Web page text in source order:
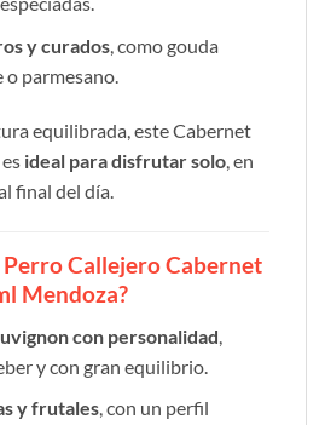
y curados, como gouda
parmesano.
equilibrada, este Cabernet
ideal para disfrutar solo, en
final del día.
Perro Callejero Cabernet
Mendoza?
con personalidad,
y con gran equilibrio.
y frutales, con un perfil